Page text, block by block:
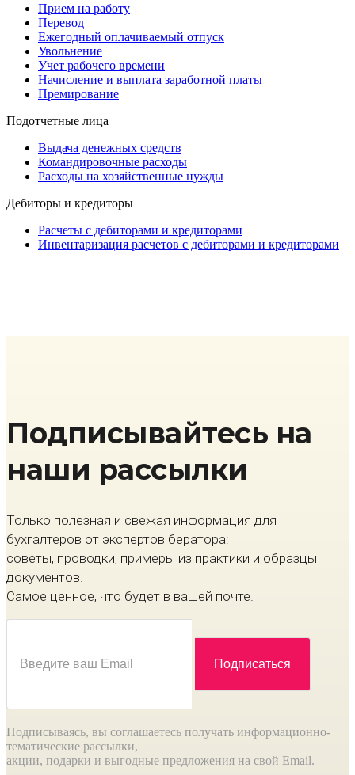
Прием на работу
Перевод
Ежегодный оплачиваемый отпуск
Увольнение
Учет рабочего времени
Начисление и выплата заработной платы
Премирование
Подотчетные лица
Выдача денежных средств
Командировочные расходы
Расходы на хозяйственные нужды
Дебиторы и кредиторы
Расчеты с дебиторами и кредиторами
Инвентаризация расчетов с дебиторами и кредиторами
Подписывайтесь на
наши рассылки
Только полезная и свежая информация для
бухгалтеров от экспертов бератора:
советы, проводки, примеры из практики и образцы
документов.
Самое ценное, что будет в вашей почте.
Подписываясь, вы соглашаетесь получать информационно-
тематические рассылки,
акции, подарки и выгодные предложения на свой Email.